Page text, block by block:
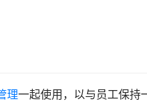
理一起使用，以与员工保持